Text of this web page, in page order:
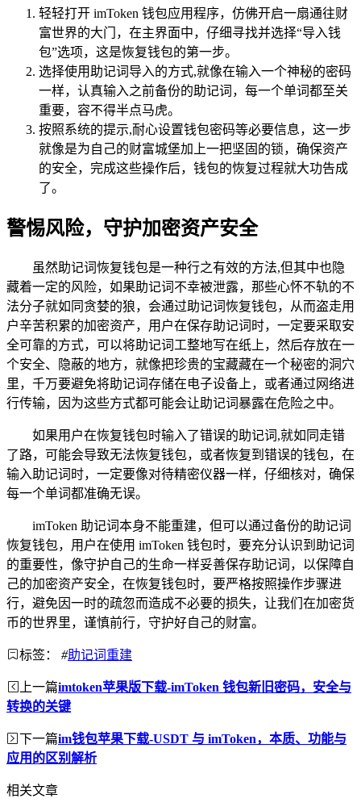
轻轻打开 imToken 钱包应用程序，仿佛开启一扇通往财
富世界的大门，在主界面中，仔细寻找并选择“导入钱
包”选项，这是恢复钱包的第一步。
选择使用助记词导入的方式,就像在输入一个神秘的密码
一样，认真输入之前备份的助记词，每一个单词都至关
重要，容不得半点马虎。
按照系统的提示,耐心设置钱包密码等必要信息，这一步
就像是为自己的财富城堡加上一把坚固的锁，确保资产
的安全，完成这些操作后，钱包的恢复过程就大功告成
了。
警惕风险，守护加密资产安全
虽然助记词恢复钱包是一种行之有效的方法,但其中也隐
藏着一定的风险，如果助记词不幸被泄露，那些心怀不轨的不
法分子就如同贪婪的狼，会通过助记词恢复钱包，从而盗走用
户辛苦积累的加密资产，用户在保存助记词时，一定要采取安
全可靠的方式，可以将助记词工整地写在纸上，然后存放在一
个安全、隐蔽的地方，就像把珍贵的宝藏藏在一个秘密的洞穴
里，千万要避免将助记词存储在电子设备上，或者通过网络进
行传输，因为这些方式都可能会让助记词暴露在危险之中。
如果用户在恢复钱包时输入了错误的助记词,就如同走错
了路，可能会导致无法恢复钱包，或者恢复到错误的钱包，在
输入助记词时，一定要像对待精密仪器一样，仔细核对，确保
每一个单词都准确无误。
imToken 助记词本身不能重建，但可以通过备份的助记词
恢复钱包，用户在使用 imToken 钱包时，要充分认识到助记词
的重要性，像守护自己的生命一样妥善保存助记词，以保障自
己的加密资产安全，在恢复钱包时，要严格按照操作步骤进
行，避免因一时的疏忽而造成不必要的损失，让我们在加密货
币的世界里，谨慎前行，守护好自己的财富。
标签： #助记词重建
上一篇imtoken苹果版下载-imToken 钱包新旧密码，安全与
转换的关键
下一篇im钱包苹果下载-USDT 与 imToken，本质、功能与
应用的区别解析
相关文章